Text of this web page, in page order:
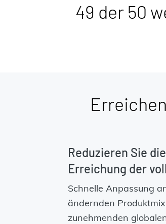
49 der 50
Reduzieren Sie
Erreichung der
Schnelle Anpassung
ändernden
zunehmenden